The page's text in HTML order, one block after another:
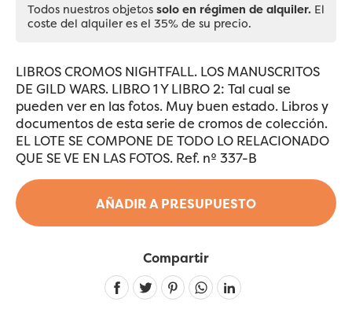
AÑADIR A PRESUPUESTO
Todos nuestros objetos solo en régimen de alquiler. El
coste del alquiler es el 35% de su precio.
LIBROS CROMOS NIGHTFALL. LOS MANUSCRITOS
DE GILD WARS. LIBRO 1 Y LIBRO 2: Tal cual se
pueden ver en las fotos. Muy buen estado. Libros y
documentos de esta serie de cromos de colección.
EL LOTE SE COMPONE DE TODO LO RELACIONADO
QUE SE VE EN LAS FOTOS. Ref. nº 337-B
Compartir
Linkedin